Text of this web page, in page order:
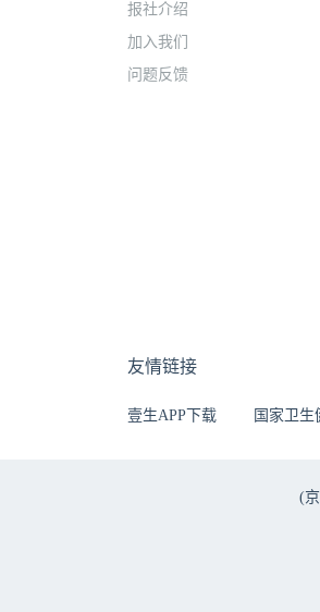
报社介绍
加入我们
问题反馈
友情链接
壹生APP下载 国家卫
(